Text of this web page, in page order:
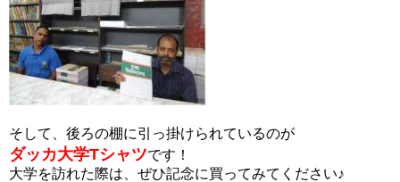
そして、後ろの棚に引っ掛けられているのが
ダッカ大学Tシャツです！
大学を訪れた際は、ぜひ記念に買ってみてください♪